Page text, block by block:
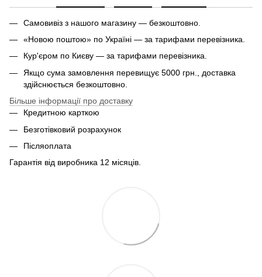
Самовивіз з нашого магазину — безкоштовно.
«Новою поштою» по Україні — за тарифами перевізника.
Кур'єром по Києву — за тарифами перевізника.
Якщо сума замовлення перевищує 5000 грн., доставка
здійснюється безкоштовно.
Більше інформації про доставку
Кредитною карткою
Безготівковий розрахунок
Післяоплата
Гарантія від виробника 12 місяців.